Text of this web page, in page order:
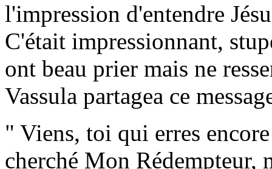
l'impression d'entendre
C'était impressionnant,
ont beau prier mais ne
Vassula partagea ce
" Viens, toi qui erres
cherché Mon Rédempteur,